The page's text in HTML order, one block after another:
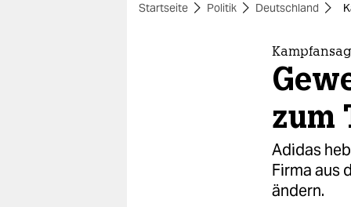
themen
Startseite Politik Deutschland
zum
Adidas
Firma aus
ändern.